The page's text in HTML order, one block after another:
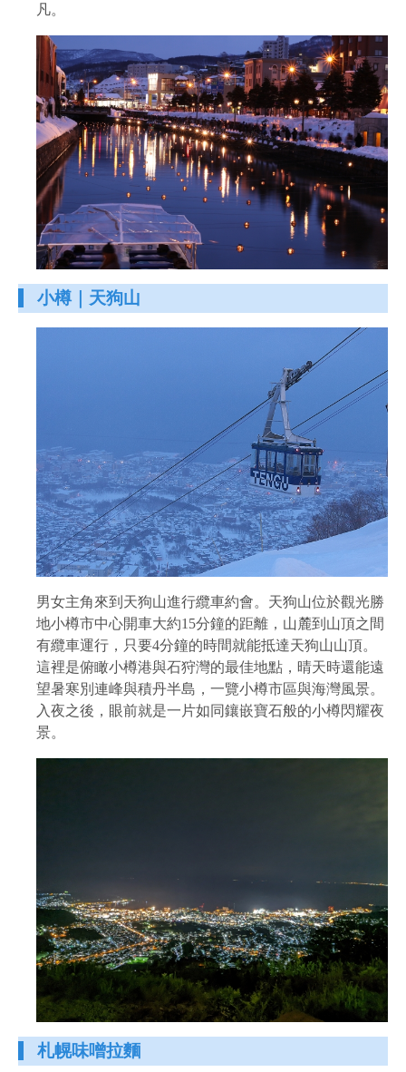
凡。
小樽｜天狗山
男女主角來到天狗山進行纜車約會。天狗山位於觀光勝
地小樽市中心開車大約15分鐘的距離，山麓到山頂之間
有纜車運行，只要4分鐘的時間就能抵達天狗山山頂。
這裡是俯瞰小樽港與石狩灣的最佳地點，晴天時還能遠
望暑寒別連峰與積丹半島，一覽小樽市區與海灣風景。
入夜之後，眼前就是一片如同鑲嵌寶石般的小樽閃耀夜
景。
札幌味噌拉麵